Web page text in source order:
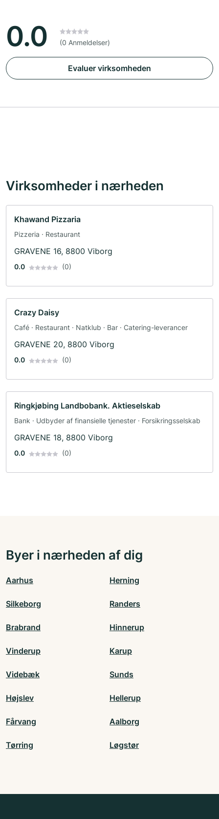
0.0 (0 Anmeldelser)
Evaluer virksomheden
Virksomheder i nærheden
Khawand Pizzaria
Pizzeria · Restaurant
GRAVENE 16, 8800 Viborg
0.0 (0)
Crazy Daisy
Café · Restaurant · Natklub · Bar · Catering-leverancer
GRAVENE 20, 8800 Viborg
0.0 (0)
Ringkjøbing Landbobank. Aktieselskab
Bank · Udbyder af finansielle tjenester · Forsikringsselskab
GRAVENE 18, 8800 Viborg
0.0 (0)
Byer i nærheden af dig
Aarhus Herning
Silkeborg Randers
Brabrand Hinnerup
Vinderup Karup
Videbæk Sunds
Højslev Hellerup
Fårvang Aalborg
Tørring Løgstør